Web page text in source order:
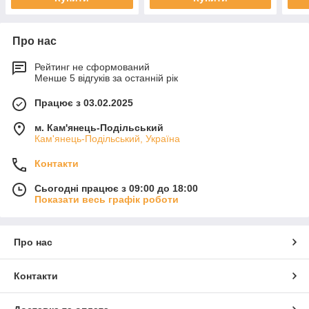
Про нас
Рейтинг не сформований
Менше 5 відгуків за останній рік
Працює з 03.02.2025
м. Кам'янець-Подільський
Кам'янець-Подільський, Україна
Контакти
Сьогодні працює з 09:00 до 18:00
Показати весь графік роботи
Про нас
Контакти